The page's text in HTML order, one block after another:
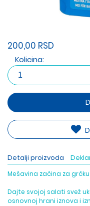
200,00 RSD
Kolicina:
Detalji proizvoda
Mešavina začina za
Dajte svojoj salati svež
osnovnoj hrani iznova i